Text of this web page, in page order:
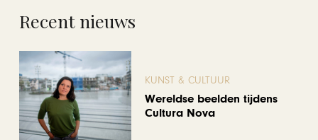
Recent nieuws
KUNST & CULTUUR
Wereldse beelden tijdens
Cultura Nova